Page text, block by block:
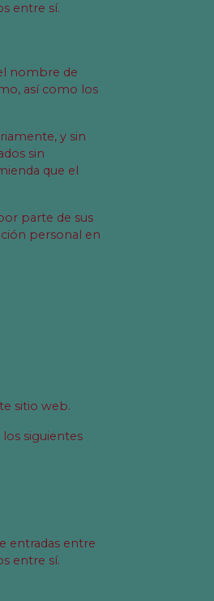
entre sí.
nombre de
así como los
y sin
sin
que el
parte de sus
personal en
sitio web.
siguientes
entradas entre
entre sí.